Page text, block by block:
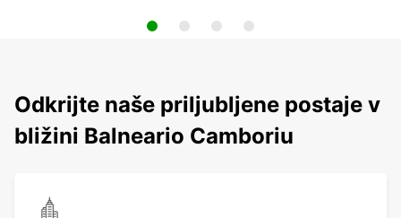
Odkrijte naše priljubljene postaje v
bližini Balneario Camboriu